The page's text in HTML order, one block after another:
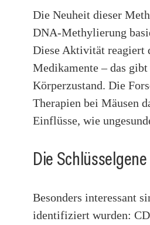
Die Neuheit dieser
DNA-Methylierung
Diese Aktivität reagiert
Medikamente – das
Körperzustand. Die
Therapien bei Mäusen
Einflüsse, wie
Die
Besonders interessant
identifiziert wurden: